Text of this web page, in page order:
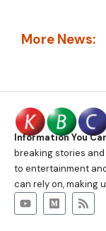
More News:
Information You
breaking stories
to entertainment
can rely on, making